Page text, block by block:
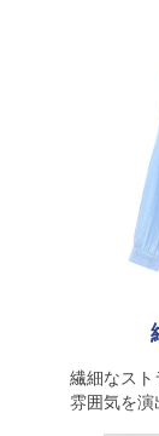
繊細なスト
雰囲気を演